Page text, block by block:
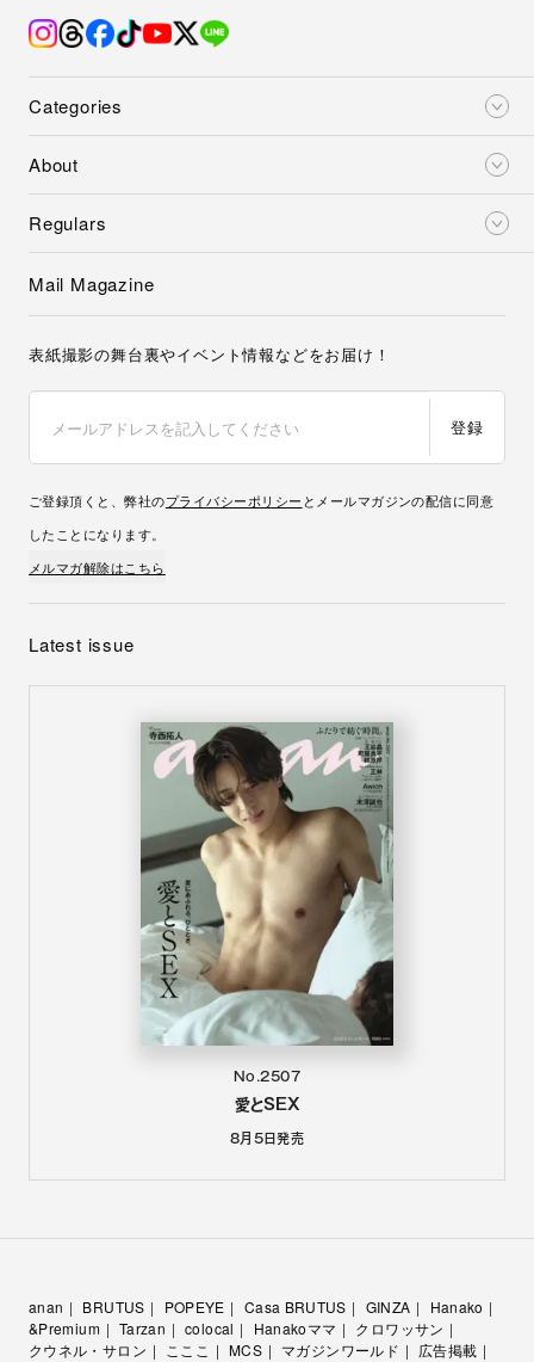
Categories
About
Regulars
Mail Magazine
表紙撮影の舞台裏やイベント情報などをお届け！
登録
ご登録頂くと、弊社のプライバシーポリシー とメールマガジンの配信に同意
したことになります。
メルマガ解除はこちら
Latest issue
No.2507
愛とSEX
8月5日発売
anan BRUTUS POPEYE Casa BRUTUS GINZA
Hanako
&Premium
Tarzan colocal Hanakoママ
クロワッサン
クウネル・サロン
こここ MCS マガジンワールド
広告掲載